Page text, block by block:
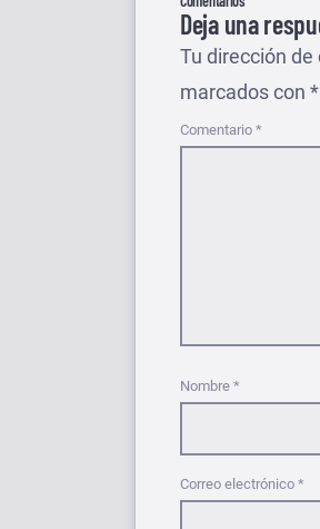
Deja una
Tu dirección
marcados con *
Comentario *
Nombre *
Correo electrónico *